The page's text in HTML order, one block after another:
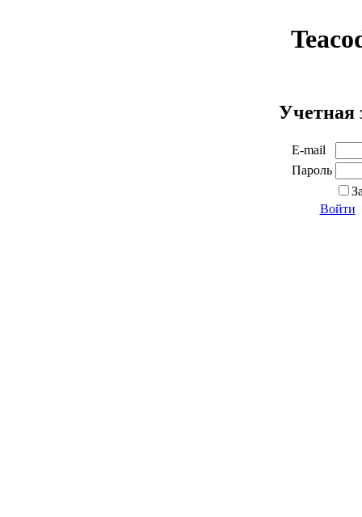
Учетная
E-mail
Пароль
Войти